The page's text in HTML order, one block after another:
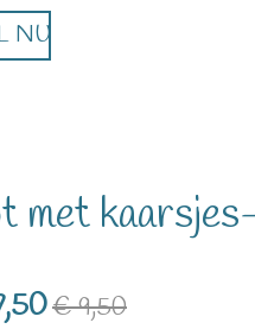
NU
met
€ 9,50